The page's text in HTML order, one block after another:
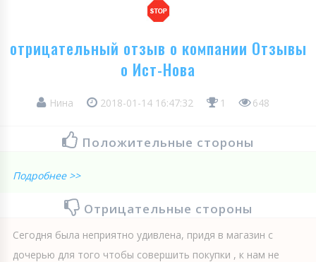
отрицательный отзыв о компании Отзывы
о Ист-Нова
Нина 2018-01-14 16:47:32 1 648
Положительные стороны
Подробнее >>
Отрицательные стороны
Сегодня была неприятно удивлена, придя в магазин с
дочерью для того чтобы совершить покупки , к нам не